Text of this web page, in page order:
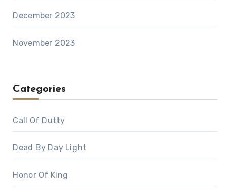
December 2023
November 2023
Categories
Call Of Dutty
Dead By Day Light
Honor Of King